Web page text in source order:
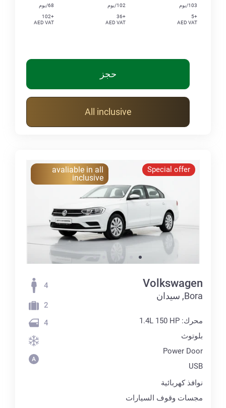
103/يوم
+5
AED VAT
102/يوم
+36
AED VAT
68/يوم
+102
AED VAT
حجز
All inclusive
Special offer
avaliable in all
inclusive
Volkswagen
Bora, سيدان
محرك: 1.4L 150 HP
بلوتوث
Power Door
USB
نوافذ كهربائية
مجسات وقوف السيارات
4
2
4